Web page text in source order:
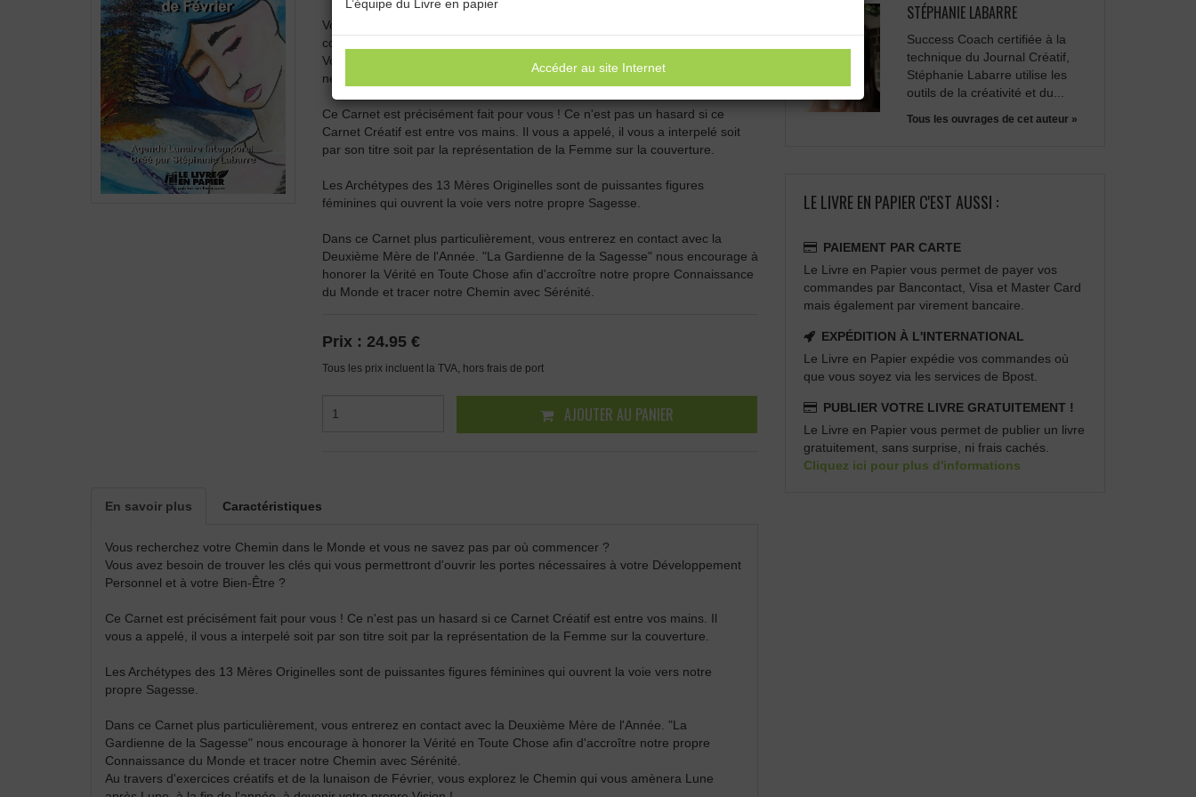
L’équipe du Livre en papier
Accéder au site Internet
Vous recherchez votre Chemin dans le Monde et vous ne savez pas par où
commencer ?
Vous avez besoin de trouver les clés qui vous permettront d'ouvrir les portes
nécessaires à votre Développement Personnel et à votre Bien-Être ?
Ce Carnet est précisément fait pour vous ! Ce n'est pas un hasard si ce
Carnet Créatif est entre vos mains. Il vous a appelé, il vous a interpelé soit
par son titre soit par la représentation de la Femme sur la couverture.
Les Archétypes des 13 Mères Originelles sont de puissantes figures
féminines qui ouvrent la voie vers notre propre Sagesse.
Dans ce Carnet plus particulièrement, vous entrerez en contact avec la
Deuxième Mère de l'Année. "La Gardienne de la Sagesse" nous encourage à
honorer la Vérité en Toute Chose afin d'accroître notre propre Connaissance
du Monde et tracer notre Chemin avec Sérénité.
Prix : 24.95 €
Tous les prix incluent la TVA, hors frais de port
AJOUTER AU PANIER
En savoir plus Caractéristiques
Vous recherchez votre Chemin dans le Monde et vous ne savez pas par où commencer ?
Vous avez besoin de trouver les clés qui vous permettront d'ouvrir les portes nécessaires à votre Développement
Personnel et à votre Bien-Être ?
Ce Carnet est précisément fait pour vous ! Ce n'est pas un hasard si ce Carnet Créatif est entre vos mains. Il
vous a appelé, il vous a interpelé soit par son titre soit par la représentation de la Femme sur la couverture.
Les Archétypes des 13 Mères Originelles sont de puissantes figures féminines qui ouvrent la voie vers notre
propre Sagesse.
Dans ce Carnet plus particulièrement, vous entrerez en contact avec la Deuxième Mère de l'Année. "La
Gardienne de la Sagesse" nous encourage à honorer la Vérité en Toute Chose afin d'accroître notre propre
Connaissance du Monde et tracer notre Chemin avec Sérénité.
Au travers d'exercices créatifs et de la lunaison de Février, vous explorez le Chemin qui vous amènera Lune
STÉPHANIE LABARRE
Success Coach certifiée à la
technique du Journal Créatif,
Stéphanie Labarre utilise les
outils de la créativité et du...
Tous les ouvrages de cet auteur »
LE LIVRE EN PAPIER C'EST AUSSI :
PAIEMENT PAR CARTE
Le Livre en Papier vous permet de payer vos
commandes par Bancontact, Visa et Master Card
mais également par virement bancaire.
EXPÉDITION À L'INTERNATIONAL
Le Livre en Papier expédie vos commandes où
que vous soyez via les services de Bpost.
PUBLIER VOTRE LIVRE GRATUITEMENT !
Le Livre en Papier vous permet de publier un livre
gratuitement, sans surprise, ni frais cachés.
Cliquez ici pour plus d'informations